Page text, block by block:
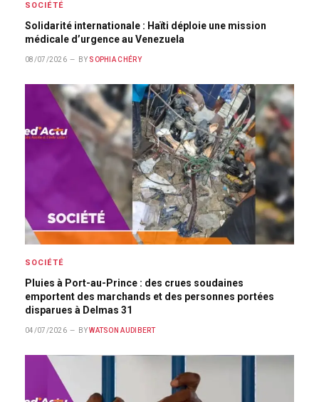
SOCIÉTÉ
Solidarité internationale : Haïti déploie une mission
médicale d’urgence au Venezuela
08/07/2026 BY SOPHIA CHÉRY
SOCIÉTÉ
Pluies à Port-au-Prince : des crues soudaines
emportent des marchands et des personnes portées
disparues à Delmas 31
04/07/2026 BY WATSON AUDIBERT